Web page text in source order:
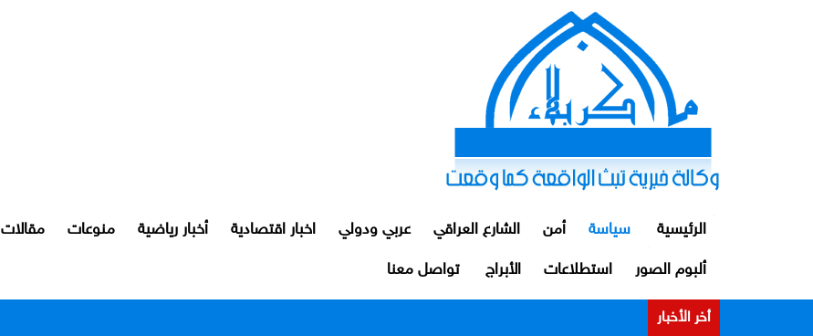
الرئيسية سياسة أمن الشارع العراقي عربي ودولي اخبار اقتصادية أخبار رياضية منوعات مقالات
ألبوم الصور استطلاعات الأبراج تواصل معنا
أخر الأخبار